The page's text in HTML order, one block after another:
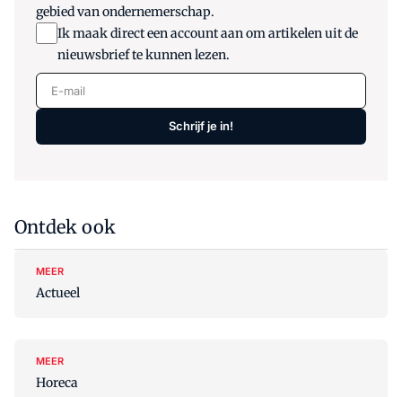
gebied van ondernemerschap.
Ik maak direct een account aan om artikelen uit de
nieuwsbrief te kunnen lezen.
E-mail
Schrijf je in!
Ontdek ook
MEER
Actueel
MEER
Horeca